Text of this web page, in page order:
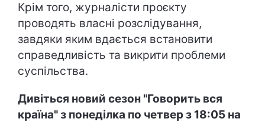
Крім того, журналісти проєкту
проводять власні розслідування,
завдяки яким вдається встановити
справедливість та викрити проблеми
суспільства.
Дивіться новий сезон "Говорить вся
країна" з понеділка по четвер з 18:05 на